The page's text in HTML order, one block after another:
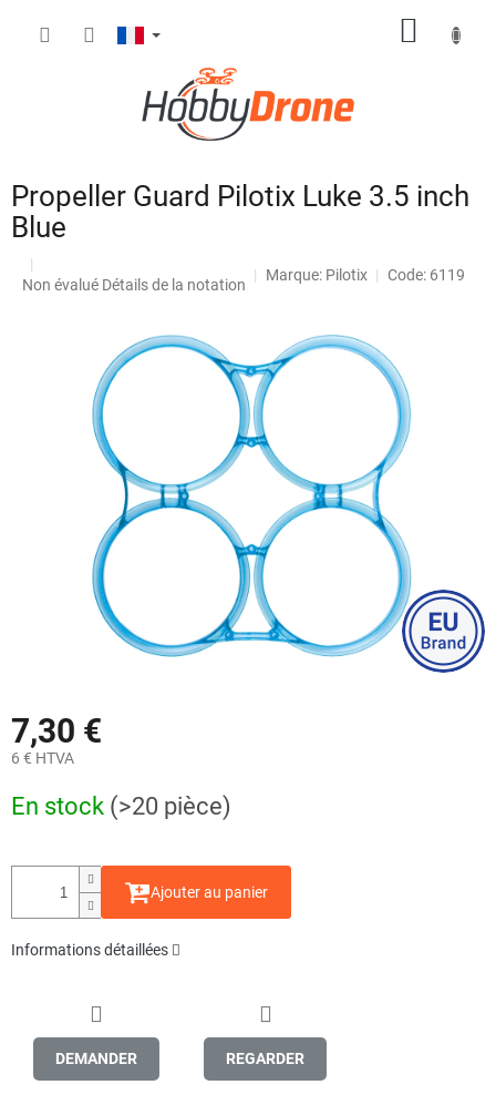
Propeller Guard Pilotix Luke 3.5 inch
Blue
L'évaluation
Non évalué Détails de la notation
Marque: Pilotix Code: 6119
7,30 €
6 € HTVA
de
En stock (>20 pièce)
Ajouter au panier
Informations détaillées
DEMANDER REGARDER